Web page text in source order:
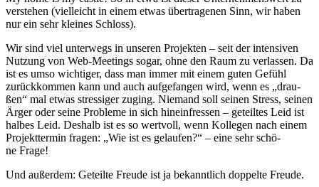
ver­ste­hen (viel­leicht in einem etwas über­tra­ge­nen Sinn, wir haben
nur ein sehr klei­nes Schloss).
Wir sind viel unter­wegs in unse­ren Pro­jek­ten – seit der inten­si­ven
Nut­zung von Web-Mee­tings sogar, ohne den Raum zu ver­las­sen. Da
ist es umso wich­ti­ger, dass man immer mit einem guten Gefühl
zurück­kom­men kann und auch auf­ge­fan­gen wird, wenn es „drau­
ßen“ mal etwas stres­si­ger zuging. Nie­mand soll sei­nen Stress, sei­nen
Ärger oder sei­ne Pro­ble­me in sich hin­ein­fres­sen – geteil­tes Leid ist
hal­bes Leid. Des­halb ist es so wert­voll, wenn Kol­le­gen nach einem
Pro­jekt­ter­min fra­gen: „Wie ist es gelau­fen?“ – eine sehr schö­
ne Frage!
Und außer­dem: Geteil­te Freu­de ist ja bekannt­lich dop­pel­te Freude.